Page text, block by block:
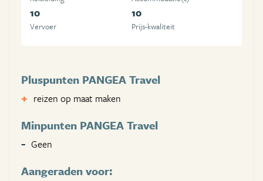
10
Vervoer
10
Prijs-kwaliteit
Pluspunten PANGEA Travel
reizen op maat maken
Minpunten PANGEA Travel
Geen
Aangeraden voor: